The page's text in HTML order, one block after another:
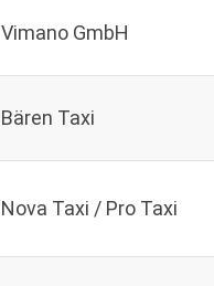
Vimano GmbH
Bären Taxi
Nova Taxi / Pro Taxi